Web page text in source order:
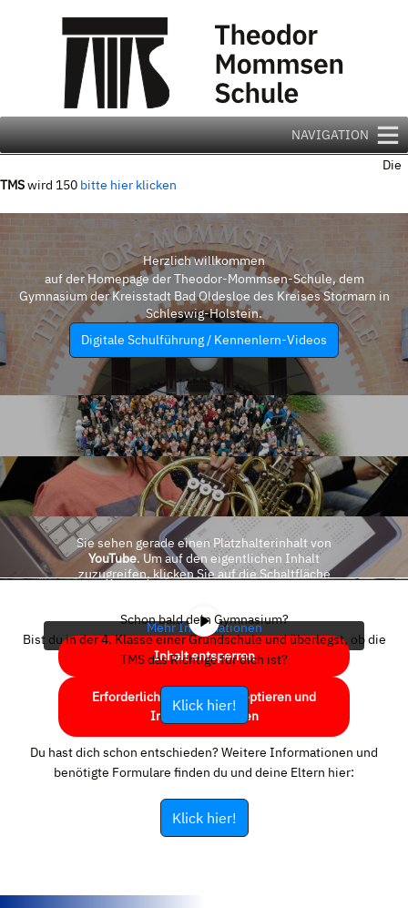
NAVIGATION
Die
TMSwird 150 bitte hier klicken
Herzlich willkommen
auf der Homepage der Theodor-Mommsen-Schule, dem
Gymnasium der Kreisstadt Bad Oldesloe des Kreises Stormarn in
Schleswig-Holstein.
Digitale Schulführung / Kennenlern-Videos
Sie sehen gerade einen Platzhalterinhalt von
YouTube. Um auf den eigentlichen Inhalt
zuzugreifen, klicken Sie auf die Schaltfläche
Mehr Informationen
Inhalt entsperren
Erforderlichen Service akzeptieren und
Inhalte entsperren
Schon bald dein Gymnasium?
Bist du in der 4. Klasse einer Grundschule und überlegst, ob die
TMS das Richtige für dich ist?
Klick hier!
Du hast dich schon entschieden? Weitere Informationen und
benötigte Formulare finden du und deine Eltern hier:
Klick hier!